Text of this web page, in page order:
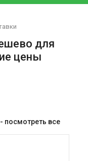
для
цены
посмотреть все